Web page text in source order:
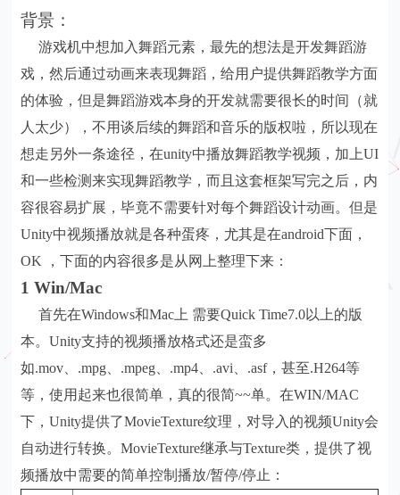
背景：
游戏机中想加入舞蹈元素，最先的想法是开发舞蹈游
戏，然后通过动画来表现舞蹈，给用户提供舞蹈教学方面
的体验，但是舞蹈游戏本身的开发就需要很长的时间（就
人太少），不用谈后续的舞蹈和音乐的版权啦，所以现在
想走另外一条途径，在unity中播放舞蹈教学视频，加上UI
和一些检测来实现舞蹈教学，而且这套框架写完之后，内
容很容易扩展，毕竟不需要针对每个舞蹈设计动画。但是
Unity中视频播放就是各种蛋疼，尤其是在android下面，
OK ，下面的内容很多是从网上整理下来：
1 Win/Mac
首先在Windows和Mac上 需要Quick Time7.0以上的版
本。Unity支持的视频播放格式还是蛮多
如.mov、.mpg、.mpeg、.mp4、.avi、.asf，甚至.H264等
等，使用起来也很简单，真的很简~~单。在WIN/MAC
下，Unity提供了MovieTexture纹理，对导入的视频Unity会
自动进行转换。MovieTexture继承与Texture类，提供了视
频播放中需要的简单控制播放/暂停/停止：